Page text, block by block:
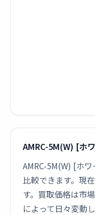
AMRC-5M(W) [ホ
AMRC-5M(W) [ホ
比較できます。現
す。買取価格は市
によって日々変動